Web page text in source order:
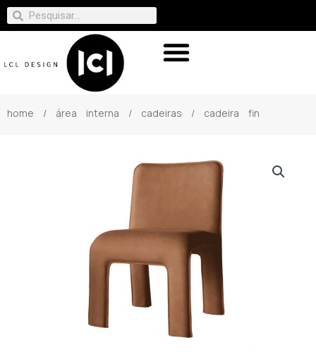
home / área interna / cadeiras / cadeira fin